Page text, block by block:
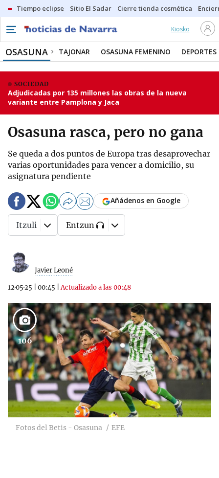
Tiempo eclipse Sitio El Sadar Cierre tienda cosmética
Kiosko
OSASUNA TAJONAR OSASUNA FEMENINO DEPORTES
SOCIEDAD
Adjudicadas por 135 millones las obras de la nueva
variante entre Pamplona y Jaca
Osasuna rasca, pero no gana
Se queda a dos puntos de Europa tras desaprovechar
varias oportunidades para vencer a domicilio, su
asignatura pendiente
Javier Leoné
12·05·25 00:45 |Actualizado a las 00:48
Añádenos en Google
Itzuli Entzun
106
Fotos del Betis - Osasuna EFE